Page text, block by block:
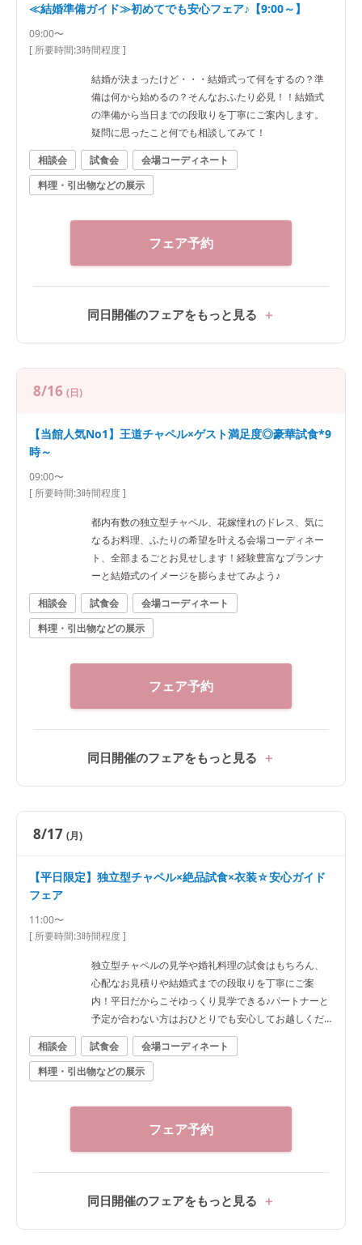
≪結婚準備ガイド≫初めてでも安心フェア♪【9:00～】
09:00〜
[ 所要時間:3時間程度]
結婚が決まったけど・・・結婚式って何をするの？準
備は何から始めるの？そんなおふたり必見！！結婚式
の準備から当日までの段取りを丁寧にご案内します。
疑問に思ったこと何でも相談してみて！
相談会
試食会
会場コーディネート
料理・引出物などの展示
フェア予約
同日開催のフェアをもっと見る
8/16 (日)
【当館人気No1】王道チャペル×ゲスト満足度◎豪華試食*9
時～
09:00〜
[ 所要時間:3時間程度]
都内有数の独立型チャペル、花嫁憧れのドレス、気に
なるお料理、ふたりの希望を叶える会場コーディネー
ト、全部まるごとお見せします！経験豊富なプランナ
ーと結婚式のイメージを膨らませてみよう♪
相談会
試食会
会場コーディネート
料理・引出物などの展示
フェア予約
同日開催のフェアをもっと見る
8/17 (月)
【平日限定】独立型チャペル×絶品試食×衣装☆安心ガイド
フェア
11:00〜
[ 所要時間:3時間程度]
独立型チャペルの見学や婚礼料理の試食はもちろん、
心配なお見積りや結婚式までの段取りを丁寧にご案
内！平日だからこそゆっくり見学できる♪パートナーと
予定が合わない方はおひとりでも安心してお越しくだ
さい。
相談会 試食会
会場コーディネート
料理・引出物などの展示
フェア予約
同日開催のフェアをもっと見る